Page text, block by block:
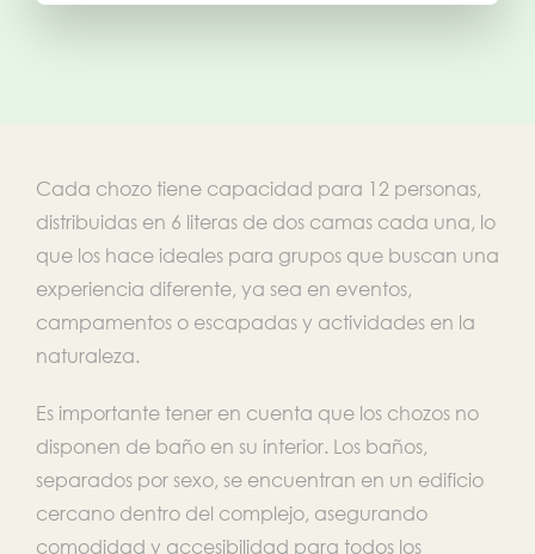
Cada chozo tiene capacidad para 12 personas,
distribuidas en 6 literas de dos camas cada una, lo
que los hace ideales para grupos que buscan una
experiencia diferente, ya sea en eventos,
campamentos o escapadas y actividades en la
naturaleza.
Es importante tener en cuenta que los chozos no
disponen de baño en su interior. Los baños,
separados por sexo, se encuentran en un edificio
cercano dentro del complejo, asegurando
comodidad y accesibilidad para todos los